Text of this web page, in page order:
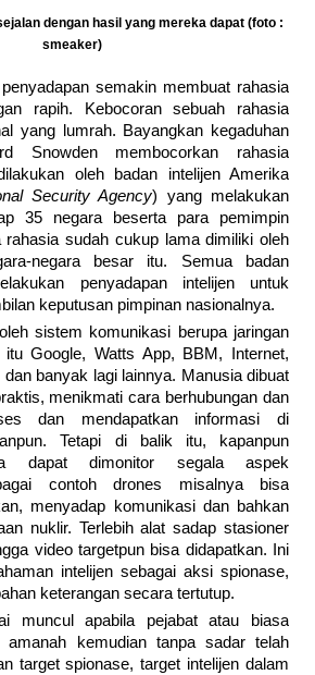
dengan hasil yang mereka dapat (foto :
smeaker)
semakin membuat rahasia
rapih. Kebocoran sebuah rahasia
yang lumrah. Bayangkan kegaduhan
Snowden membocorkan rahasia
oleh badan intelijen Amerika
Security Agency) yang melakukan
35 negara beserta para pemimpin
rahasia sudah cukup lama dimiliki oleh
negara besar itu. Semua badan
penyadapan intelijen untuk
keputusan pimpinan nasionalnya.
sistem komunikasi berupa jaringan
Google, Watts App, BBM, Internet,
banyak lagi lainnya. Manusia dibuat
menikmati cara berhubungan dan
dan mendapatkan informasi di
Tetapi di balik itu, kapanpun
dapat dimonitor segala aspek
contoh drones misalnya bisa
menyadap komunikasi dan bahkan
nuklir. Terlebih alat sadap stasioner
video targetpun bisa didapatkan. Ini
intelijen sebagai aksi spionase,
keterangan secara tertutup.
muncul apabila pejabat atau biasa
amanah kemudian tanpa sadar telah
target spionase, target intelijen dalam